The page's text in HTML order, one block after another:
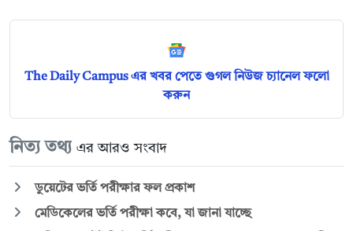
The Daily Campus এর খবর পেতে গুগল নিউজ চ্যানেল ফলো
করুন
নিত্য তথ্য এর আরও সংবাদ
ডুয়েটের ভর্তি পরীক্ষার ফল প্রকাশ
মেডিকেলের ভর্তি পরীক্ষা কবে, যা জানা যাচ্ছে